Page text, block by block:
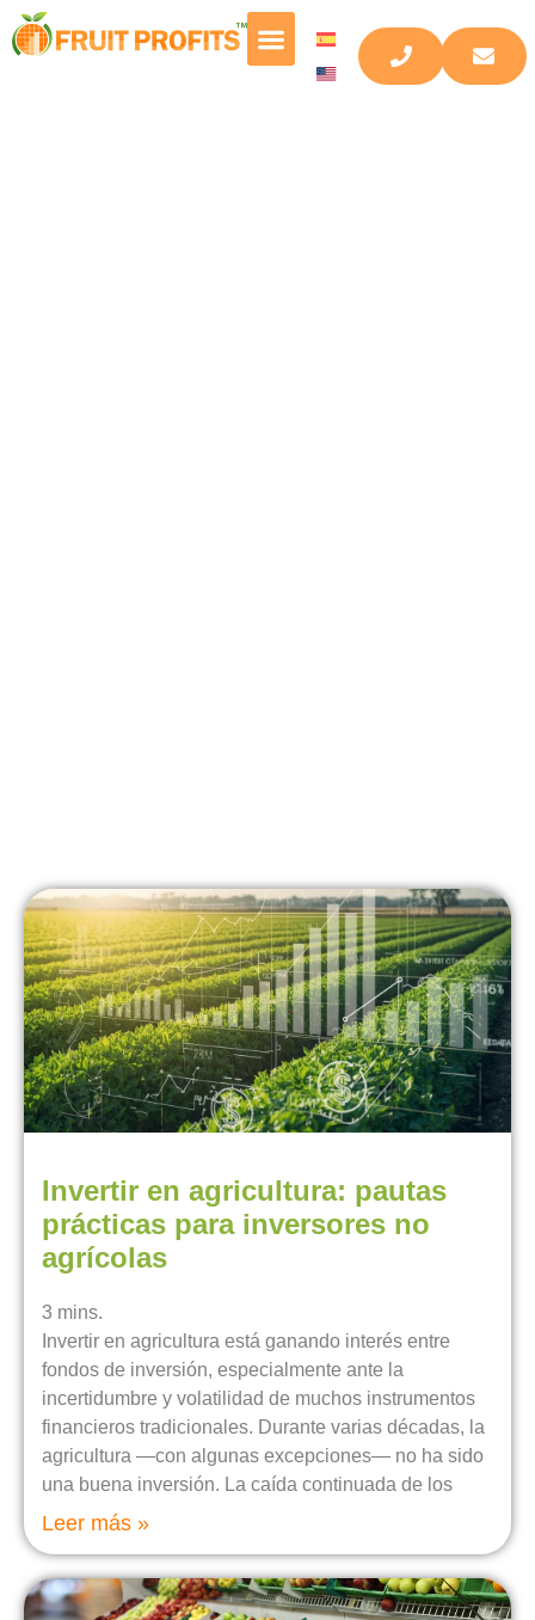
Invertir en agricultura: pautas
prácticas para inversores no
agrícolas
3 mins.
Invertir en agricultura está ganando interés entre
fondos de inversión, especialmente ante la
incertidumbre y volatilidad de muchos instrumentos
financieros tradicionales. Durante varias décadas, la
agricultura —con algunas excepciones— no ha sido
una buena inversión. La caída continuada de los
Leer más »